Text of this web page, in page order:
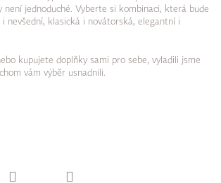
není jednoduché. Vyberte si kombinaci, která bude
nevšední, klasická i novátorská, elegantní i
kupujete doplňky sami pro sebe, vyladili jsme
vám výběr usnadnili.